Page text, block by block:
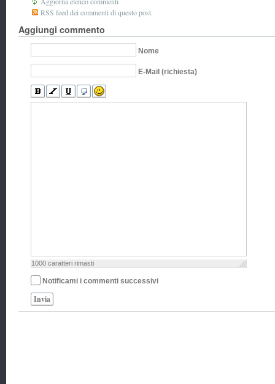
RSS feed dei commenti di questo post.
Aggiungi commento
Nome
E-Mail (richiesta)
1000 caratteri rimasti
Notificami i commenti successivi
Invia